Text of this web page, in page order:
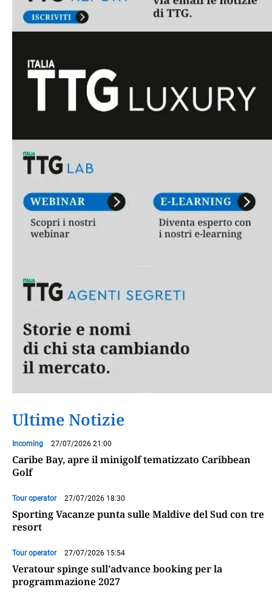
Ultime Notizie
Incoming 27/07/2026 21:00
Caribe Bay, apre il minigolf tematizzato Caribbean
Golf
Tour operator 27/07/2026 18:30
Sporting Vacanze punta sulle Maldive del Sud con tre
resort
Tour operator 27/07/2026 15:54
Veratour spinge sull’advance booking per la
programmazione 2027